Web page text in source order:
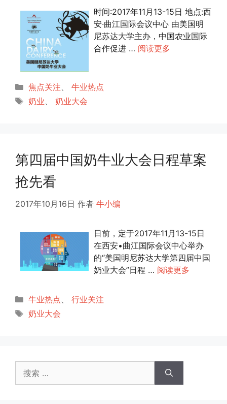
时间:2017年11月13-15日 地点:西
安·曲江国际会议中心 由美国明
尼苏达大学主办，中国农业国际
合作促进 … 阅读更多
分
类
焦点关注、 牛业热点
标
奶业、 奶业大会
第四届中国奶牛业大会日程草案
抢先看
2017年10月16日 作者 牛小编
日前，定于2017年11月13-15日
在西安•曲江国际会议中心举办
的“美国明尼苏达大学第四届中国
奶业大会”日程 … 阅读更多
分
类
牛业热点、 行业关注
标
奶业大会
索：